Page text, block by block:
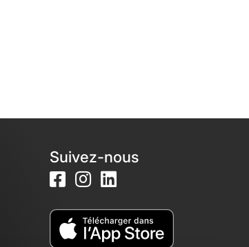
Suivez-nous